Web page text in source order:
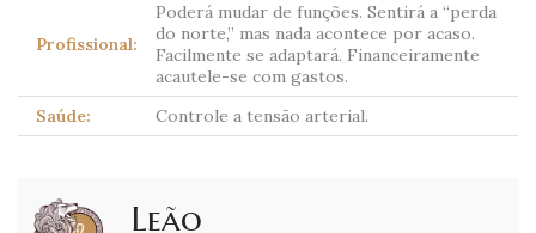
Profissional:
Poderá mudar de funções. Sentirá a “perda
do norte,” mas nada acontece por acaso.
Facilmente se adaptará. Financeiramente
acautele-se com gastos.
Saúde:
Controle a tensão arterial.
Leão